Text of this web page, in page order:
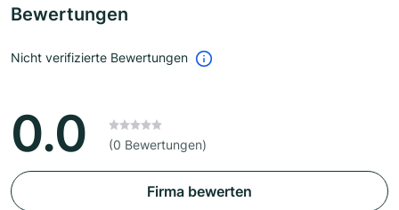
Bewertungen
Nicht verifizierte Bewertungen
0.0 (0 Bewertungen)
Firma bewerten